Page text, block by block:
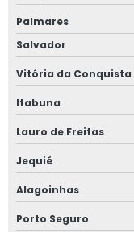
Palmares
Salvador
Vitória da Conquista
Itabuna
Lauro de Freitas
Jequié
Alagoinhas
Porto Seguro